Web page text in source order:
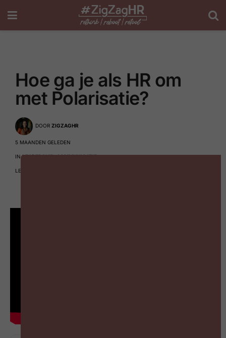
Hoe ga je als HR om
met Polarisatie?
DOOR ZIGZAGHR
5 MAANDEN GELEDEN
IN LEADERSHIP,COMMUNICATIE
LEESTIJD: 2 MINUTEN